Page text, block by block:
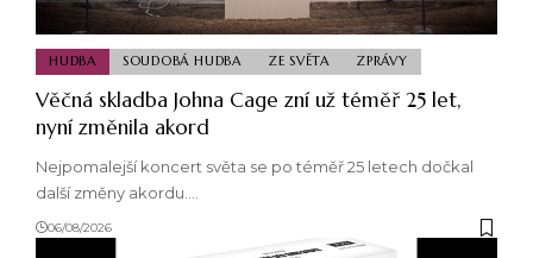
HUDBA SOUDOBÁ HUDBA ZE SVĚTA ZPRÁVY
Věčná skladba Johna Cage zní už téměř 25 let,
nyní změnila akord
Nejpomalejší koncert světa se po téměř 25 letech dočkal
další změny akordu.…
06/08/2026